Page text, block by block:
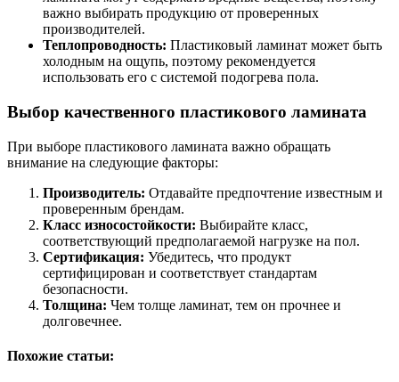
важно выбирать продукцию от проверенных
производителей.
Теплопроводность: Пластиковый ламинат может быть
холодным на ощупь, поэтому рекомендуется
использовать его с системой подогрева пола.
Выбор качественного пластикового ламината
При выборе пластикового ламината важно обращать
внимание на следующие факторы:
Производитель: Отдавайте предпочтение известным и
проверенным брендам.
Класс износостойкости: Выбирайте класс,
соответствующий предполагаемой нагрузке на пол.
Сертификация: Убедитесь, что продукт
сертифицирован и соответствует стандартам
безопасности.
Толщина: Чем толще ламинат, тем он прочнее и
долговечнее.
Похожие статьи: